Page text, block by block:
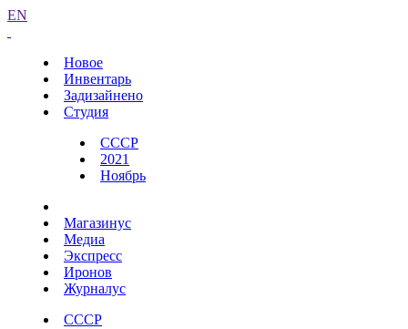
EN
Новое
Инвентарь
Задизайнено
Студия
СССР
2021
Ноябрь
Магазинус
Медиа
Экспресс
Иронов
Журналус
СССР